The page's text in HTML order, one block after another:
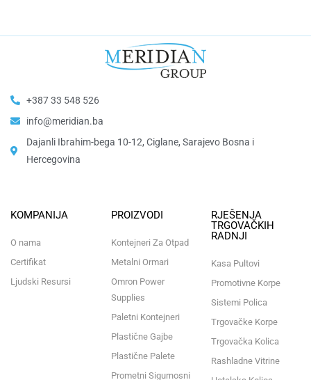
+387 33 548 526
info@meridian.ba
Dajanli Ibrahim-bega 10-12, Ciglane, Sarajevo Bosna i
Hercegovina​
KOMPANIJA
O nama
Certifikat
Ljudski Resursi
PROIZVODI
Kontejneri Za Otpad
Metalni Ormari
Omron Power
Supplies
Paletni Kontejneri
Plastične Gajbe
Plastične Palete
Prometni Sigurnosni
RJEŠENJA
TRGOVAČKIH
RADNJI
Kasa Pultovi
Promotivne Korpe
Sistemi Polica
Trgovačke Korpe
Trgovačka Kolica
Rashladne Vitrine